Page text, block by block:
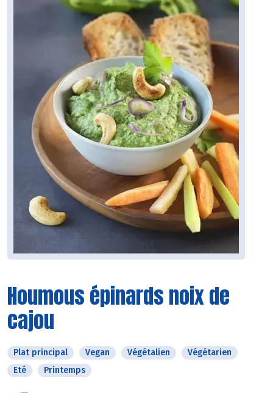
Houmous épinards noix de
cajou
Plat principal Vegan Végétalien
Végétarien
Eté
Printemps